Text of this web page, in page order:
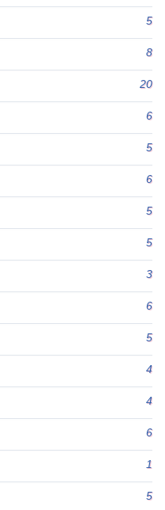
5
8
20
6
5
6
5
5
3
6
5
4
4
6
1
5